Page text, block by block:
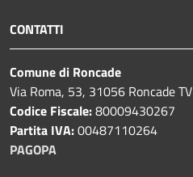
CONTATTI
Comune di Roncade
Via Roma, 53, 31056 Roncade TV
Codice Fiscale:80009430267
Partita IVA:00487110264
PAGOPA